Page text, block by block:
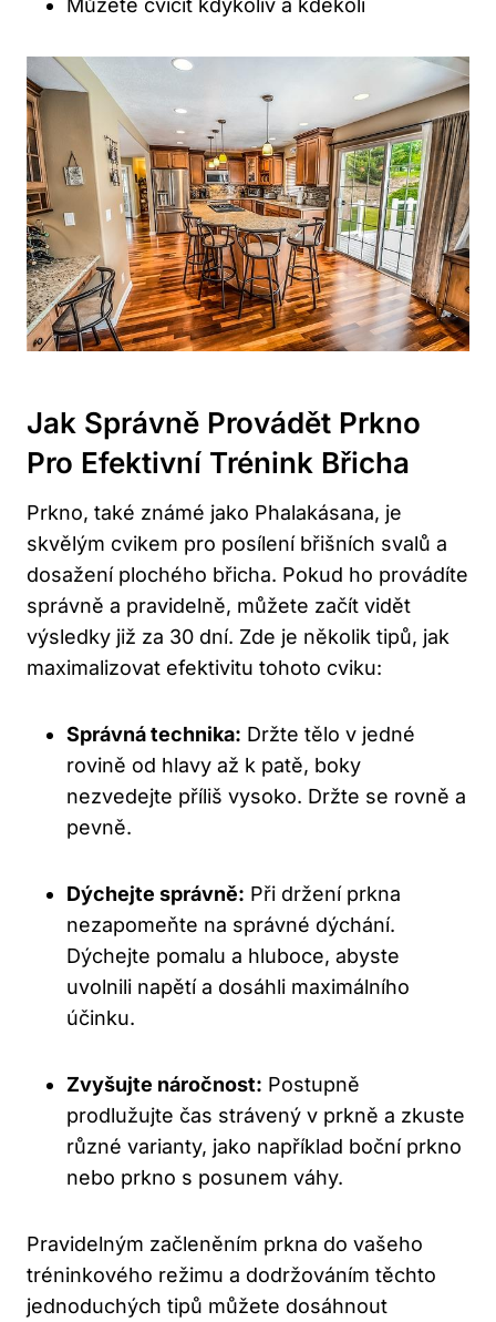
Jak Správně Provádět Prkno
Pro Efektivní Trénink Břicha
Prkno, také známé jako Phalakásana, je
skvělým cvikem pro posílení břišních svalů a
dosažení plochého břicha. Pokud ho provádíte
správně a pravidelně, můžete začít vidět
výsledky již za 30 dní. Zde je několik tipů, jak
maximalizovat efektivitu tohoto cviku:
Správná technika: Držte tělo v jedné
rovině od hlavy až k patě, boky
nezvedejte příliš vysoko. Držte se rovně a
pevně.
Dýchejte správně: Při držení prkna
nezapomeňte na správné dýchání.
Dýchejte pomalu a hluboce, abyste
uvolnili napětí a dosáhli maximálního
účinku.
Zvyšujte náročnost: Postupně
prodlužujte čas strávený v prkně a zkuste
různé varianty, jako například boční prkno
nebo prkno s posunem váhy.
Pravidelným začleněním prkna do vašeho
tréninkového režimu a dodržováním těchto
jednoduchých tipů můžete dosáhnout